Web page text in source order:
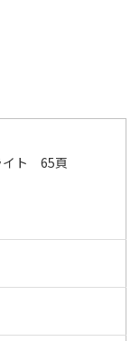
イト 65頁